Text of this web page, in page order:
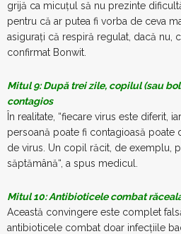
grijă ca micuţul să nu prezinte
pentru că ar putea fi vorba de ceva
asiguraţi că respiră regulat, dacă nu,
confirmat Bonwit.
Mitul 9: După trei zile, copilul (sau
contagios
În realitate, “fiecare virus este diferit,
persoană poate fi contagioasă poate
de virus. Un copil răcit, de exemplu,
săptămână“, a spus medicul.
Mitul 10: Antibioticele combat
Această convingere este complet
antibioticele combat doar infecţiile